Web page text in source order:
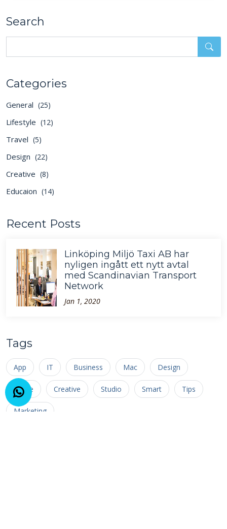
Search
Categories
General (25)
Lifestyle (12)
Travel (5)
Design (22)
Creative (8)
Educaion (14)
Recent Posts
Linköping Miljö Taxi AB har
nyligen ingått ett nytt avtal
med Scandinavian Transport
Network
Jan 1, 2020
Tags
App IT Business Mac Design
Office Creative Studio Smart Tips
Marketing